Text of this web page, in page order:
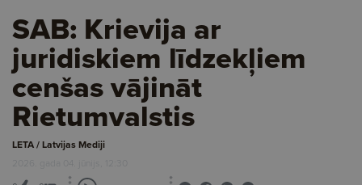
SAB: Krievija ar
juridiskiem līdzekļiem
cenšas vājināt
Rietumvalstis
LETA / Latvijas Mediji
2026. gada 04. jūnijs, 12:30